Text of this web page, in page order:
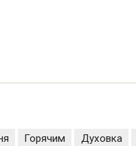
Горячим Духовка